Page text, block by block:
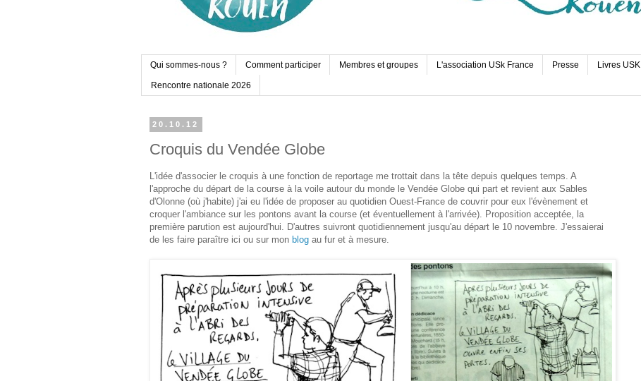
Qui sommes-nous ? Comment participer Membres et groupes L'association USk France Presse Livres USK
Rencontre nationale 2026
20.10.12
Croquis du Vendée Globe
L'idée d'associer le croquis à une fonction de reportage me trottait dans la tête depuis quelques temps. A
l'approche du départ de la course à la voile autour du monde le Vendée Globe qui part et revient aux Sables
d'Olonne (où j'habite) j'ai eu l'idée de proposer au quotidien Ouest-France de couvrir pour eux l'évènement et
croquer l'ambiance sur les pontons avant la course (et éventuellement à l'arrivée). Proposition acceptée, la
première parution est aujourd'hui. D'autres suivront quotidiennement jusqu'au départ le 10 novembre. J'essaierai
de les faire paraître ici ou sur mon blog au fur et à mesure.